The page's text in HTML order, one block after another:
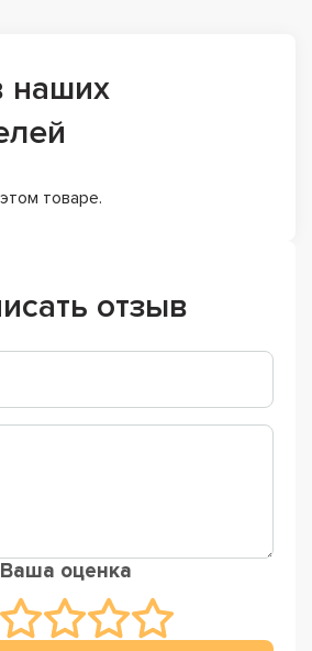
наших
товаре.
отзыв
Ваша оценка